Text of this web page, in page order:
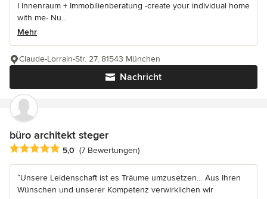
I Innenraum + Immobilienberatung -create your individual home
with me- Nu...
Mehr
Nachricht
Claude-Lorrain-Str. 27, 81543 München
büro architekt steger
Durchschnittliche Bewertung: 5 von 5 Sternen
5,0 (7 Bewertungen)
“Unsere Leidenschaft ist es Träume umzusetzen… Aus Ihren
Wünschen und unserer Kompetenz verwirklichen wir